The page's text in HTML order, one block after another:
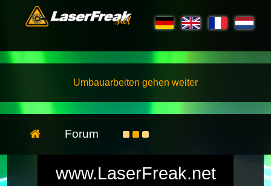
Umbauarbeiten gehen weiter
Forum
www.LaserFreak.net